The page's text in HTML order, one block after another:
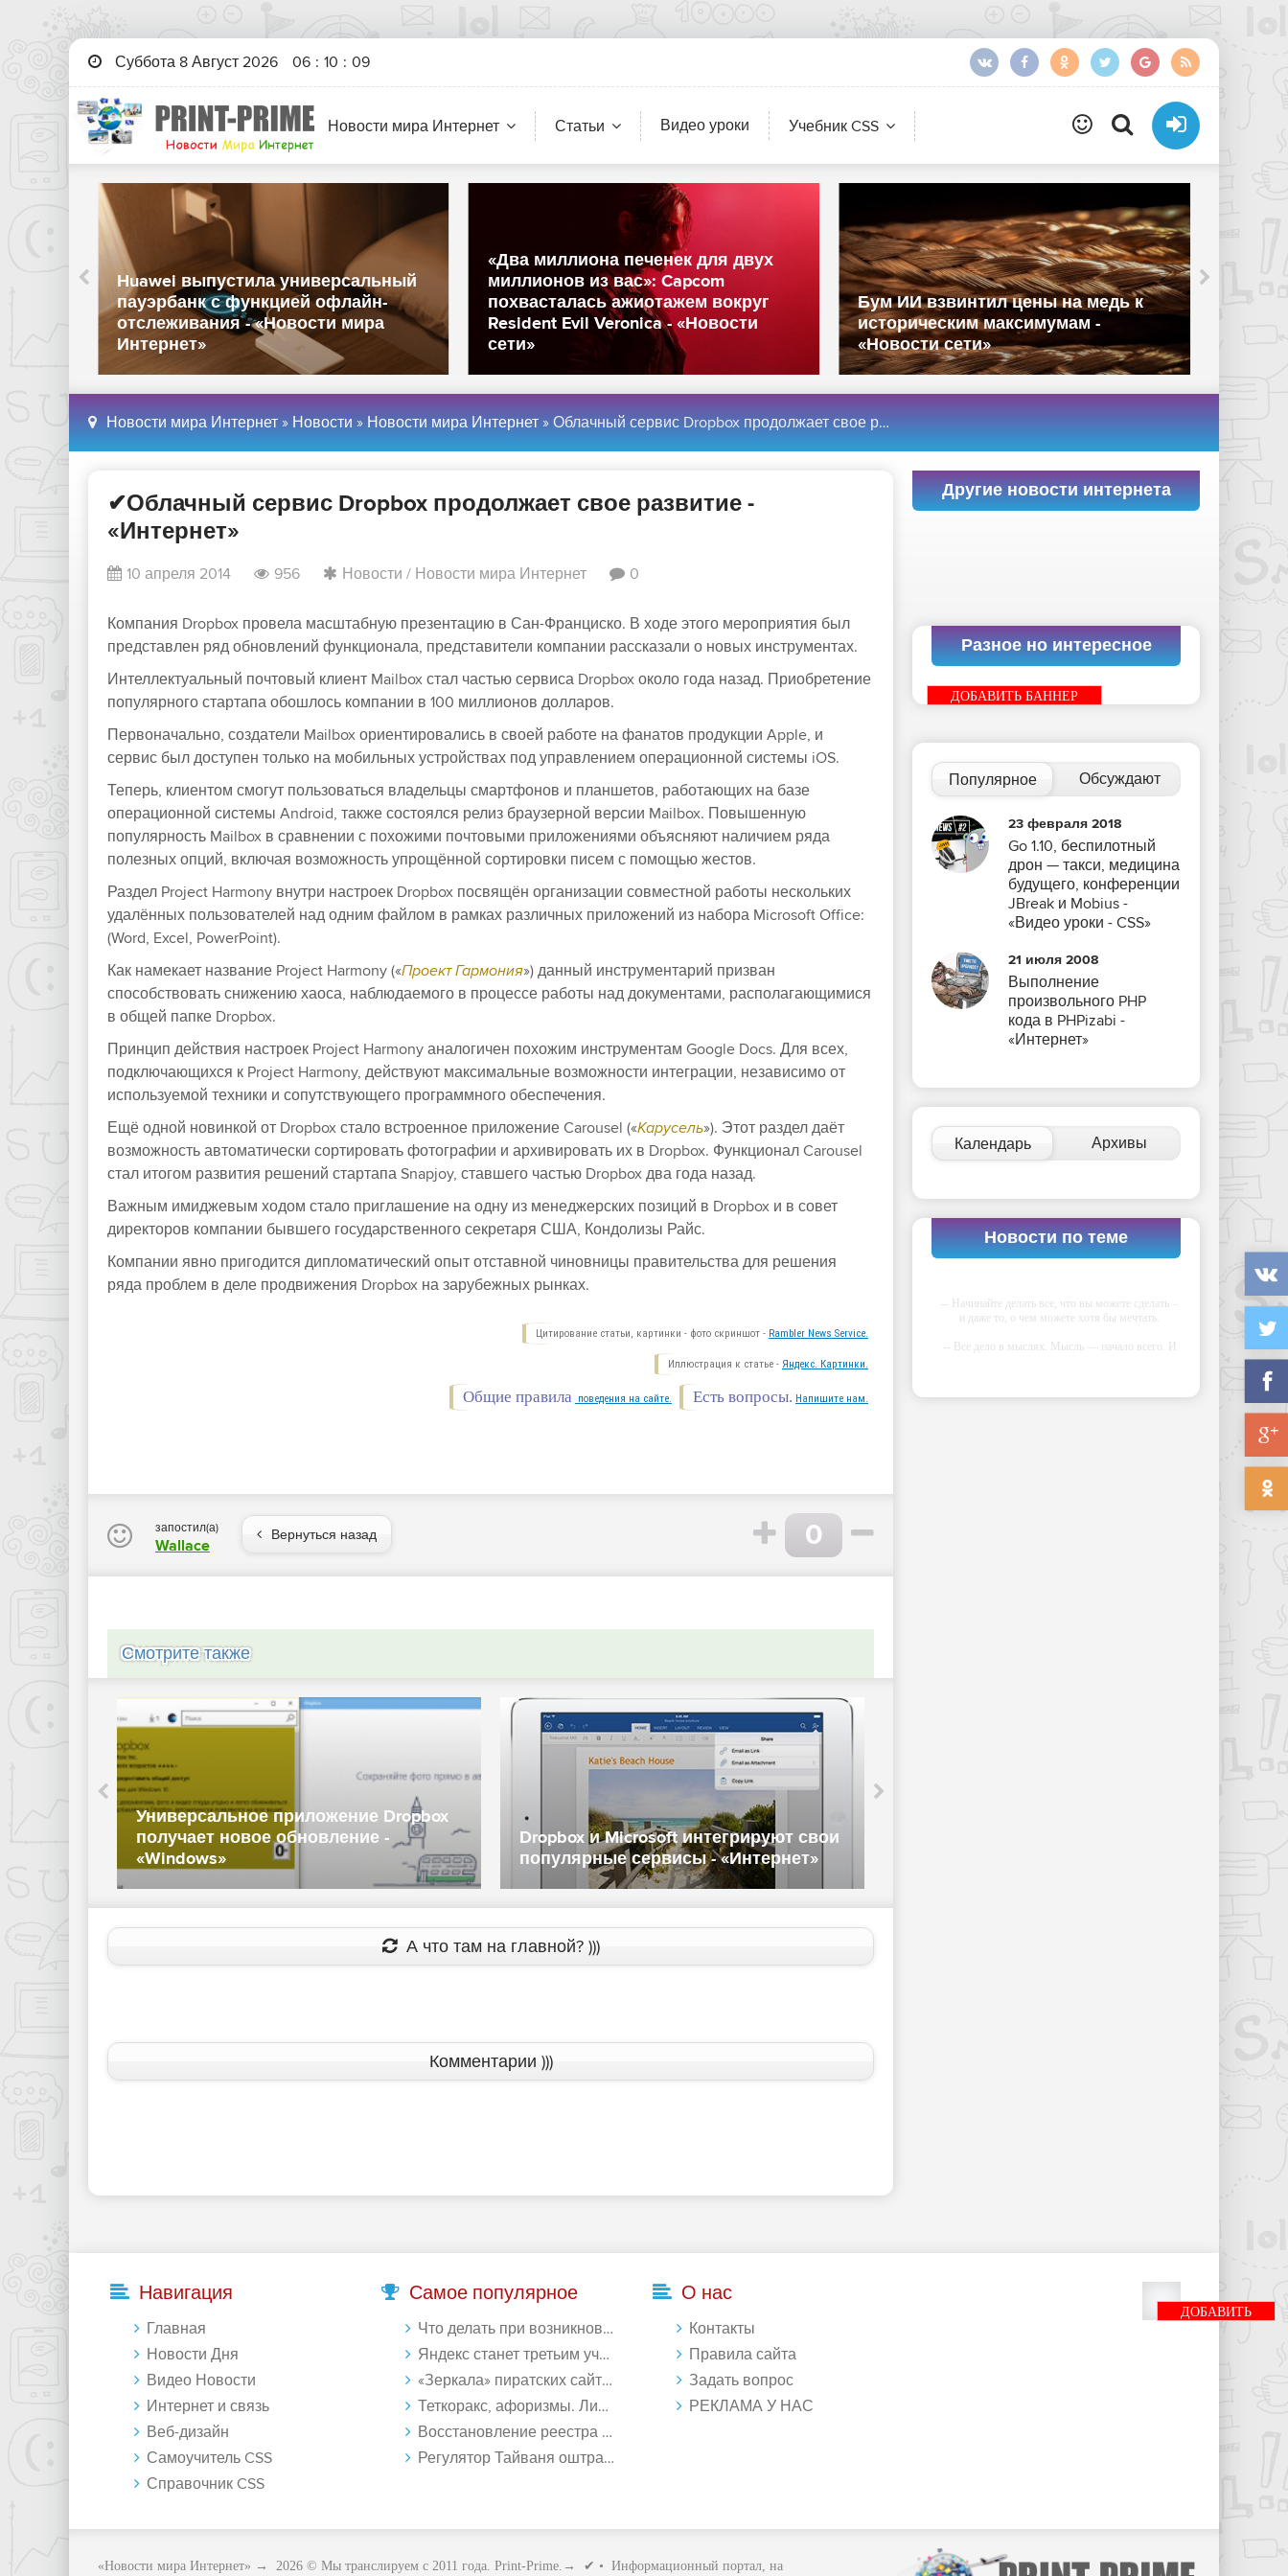
Суббота 8 Август 2026 06 : 10 : 09
Новости мира Интернет Статьи Видео уроки Учебник CSS
Huawei выпустила универсальный
пауэрбанк с функцией офлайн-
отслеживания - «Новости мира
Интернет»
«Два миллиона печенек для двух
миллионов из вас»: Capcom
похвасталась ажиотажем вокруг
Resident Evil Veronica - «Новости
сети»
Бум ИИ взвинтил цены на медь к
историческим максимумам -
«Новости сети»
Новости мира Интернет » Новости » Новости мира Интернет » Облачный сервис Dropbox продолжает свое развитие - «Интернет»
✔Облачный сервис Dropbox продолжает свое развитие -
«Интернет»
10 апреля 2014 956 Новости / Новости мира Интернет 0
Компания Dropbox провела масштабную презентацию в Сан-Франциско. В ходе этого мероприятия был
представлен ряд обновлений функционала, представители компании рассказали о новых инструментах.
Интеллектуальный почтовый клиент Mailbox стал частью сервиса Dropbox около года назад. Приобретение
популярного стартапа обошлось компании в 100 миллионов долларов.
Первоначально, создатели Mailbox ориентировались в своей работе на фанатов продукции Apple, и
сервис был доступен только на мобильных устройствах под управлением операционной системы iOS.
Теперь, клиентом смогут пользоваться владельцы смартфонов и планшетов, работающих на базе
операционной системы Android, также состоялся релиз браузерной версии Mailbox. Повышенную
популярность Mailbox в сравнении с похожими почтовыми приложениями объясняют наличием ряда
полезных опций, включая возможность упрощённой сортировки писем с помощью жестов.
Раздел Project Harmony внутри настроек Dropbox посвящён организации совместной работы нескольких
удалённых пользователей над одним файлом в рамках различных приложений из набора Microsoft Office:
(Word, Excel, PowerPoint).
Как намекает название Project Harmony («Проект Гармония») данный инструментарий призван
способствовать снижению хаоса, наблюдаемого в процессе работы над документами, располагающимися
в общей папке Dropbox.
Принцип действия настроек Project Harmony аналогичен похожим инструментам Google Docs. Для всех,
подключающихся к Project Harmony, действуют максимальные возможности интеграции, независимо от
используемой техники и сопутствующего программного обеспечения.
Ещё одной новинкой от Dropbox стало встроенное приложение Carousel («Карусель»). Этот раздел даёт
возможность автоматически сортировать фотографии и архивировать их в Dropbox. Функционал Carousel
стал итогом развития решений стартапа Snapjoy, ставшего частью Dropbox два года назад.
Важным имиджевым ходом стало приглашение на одну из менеджерских позиций в Dropbox и в совет
директоров компании бывшего государственного секретаря США, Кондолизы Райс.
Компании явно пригодится дипломатический опыт отставной чиновницы правительства для решения
ряда проблем в деле продвижения Dropbox на зарубежных рынках.
Цитирование статьи, картинки - фото скриншот - Rambler News Service.
Иллюстрация к статье - Яндекс. Картинки.
Есть вопросы. Напишите нам.
Общие правила поведения на сайте.
запостил(а)
Wallace
Вернуться назад 0
Смотрите также
Универсальное приложение Dropbox
получает новое обновление -
«Windows»
Dropbox и Microsoft интегрируют свои
популярные сервисы - «Интернет»
А что там на главной? )))
Комментарии )))
Другие новости интернета
Разное но интересное
ДОБАВИТЬ БАННЕР
Популярное Обсуждают
23 февраля 2018
Go 1.10, беспилотный
дрон — такси, медицина
будущего, конференции
JBreak и Mobius -
«Видео уроки - CSS»
21 июля 2008
Выполнение
произвольного PHP
кода в PHPizabi -
«Интернет»
Календарь Архивы
Новости по теме
-- Начинайте делать все, что вы можете сделать –
и даже то, о чем можете хотя бы мечтать.
-- Все дело в мыслях. Мысль — начало всего. И
Навигация
Главная
Новости Дня
Видео Новости
Интернет и связь
Веб-дизайн
Самоучитель CSS
Справочник CSS
Самое популярное
Что делать при возникновении ошибки Download interrupted в Chrome - «Windows»
Яндекс станет третьим участником в процессе ФАС против Google - «Интернет»
«Зеркала» пиратских сайтов будут блокироваться! - «Интернет»
Теткоракс, афоризмы. Лист 1. - «Афоризмы»
Восстановление реестра Windows 10: как восстановить реестр Виндовс 10 - «Windows»
Регулятор Тайваня оштрафует Qualcomm на $774 млн - «Новости сети»
О нас
Контакты
Правила сайта
Задать вопрос
РЕКЛАМА У НАС
ДОБАВИТЬ
«Новости мира Интернет» → 2026 © Мы транслируем с 2011 года. Print-Prime.→ ✔ • Информационный портал, на